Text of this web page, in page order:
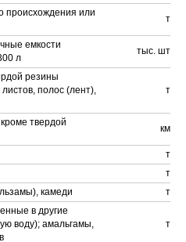
происхождения или
т
емкости
л
тыс. шт
резины
полос (лент),
т
твердой
км
т
т
камеди
т
в другие
воду); амальгамы,
т